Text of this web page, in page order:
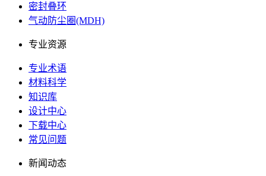
密封叠环
气动防尘圈(MDH)
专业资源
专业术语
材料科学
知识库
设计中心
下载中心
常见问题
新闻动态